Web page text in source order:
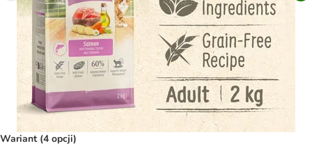
Wariant (4 opcji)